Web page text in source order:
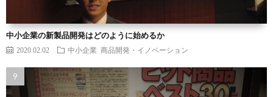
中小企業の新製品開発はどのように始めるか
2020.02.02 中小企業 商品開発・イノベーション